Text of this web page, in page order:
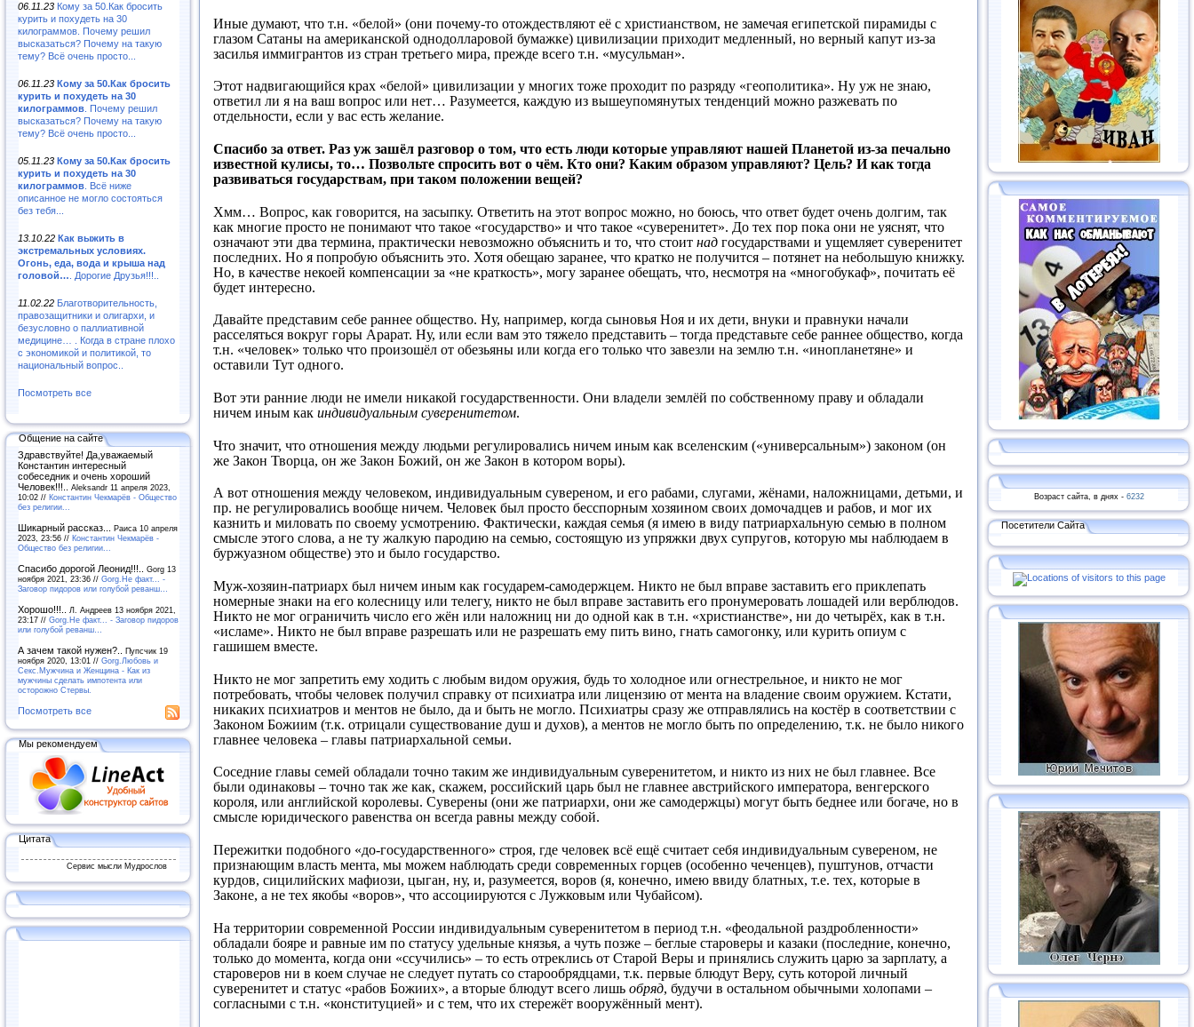
06.11.23 Кому за 50.Как бросить
курить и похудеть на 30
килограммов. Почему решил
высказаться? Почему на такую
тему? Всё очень просто...
06.11.23 Кому за 50.Как бросить
курить и похудеть на 30
килограммов . Почему решил
высказаться? Почему на такую
тему? Всё очень просто...
05.11.23 Кому за 50.Как бросить
курить и похудеть на 30
килограммов . Всё ниже
описанное не могло состояться
без тебя...
13.10.22 Как выжить в
экстремальных условиях.
Огонь, еда, вода и крыша над
головой… . Дорогие Друзья!!!..
11.02.22 Благотворительность,
правозащитники и олигархи, и
безусловно о паллиативной
медицине… . Когда в стране плохо
с экономикой и политикой, то
национальный вопрос..
Посмотреть все
Общение на сайте
Здравствуйте! Да,уважаемый
Константин интересный
собеседник и очень хороший
Человек!!!.. Aleksandr 11 апреля 2023,
10:02 // Константин Чекмарёв - Общество
без религии...
Шикарный рассказ... Раиса 10 апреля
2023, 23:56 // Константин Чекмарёв -
Общество без религии...
Спасибо дорогой Леонид!!!.. Gorg 13
ноября 2021, 23:36 // Gorg.Не факт... -
Заговор пидоров или голубой реванш…
Хорошо!!!..
Л. Андреев 13 ноября 2021,
23:17 // Gorg.Не факт... - Заговор пидоров
или голубой реванш…
А зачем такой нужен?.. Пупсчик 19
ноября 2020, 13:01 // Gorg.Любовь и
Секс.Мужчина и Женщина - Как из
мужчины сделать импотента или
осторожно Стервы.
Посмотреть все
Мы рекомендуем
Цитата
Сервис мысли Мудрослов
Иные думают, что т.н. «белой» (они почему-то отождествляют её с христианством, не замечая египетской пирамиды с
глазом Сатаны на американской однодолларовой бумажке) цивилизации приходит медленный, но верный капут из-за
засилья иммигрантов из стран третьего мира, прежде всего т.н. «мусульман».
Этот надвигающийся крах «белой» цивилизации у многих тоже проходит по разряду «геополитика». Ну уж не знаю,
ответил ли я на ваш вопрос или нет… Разумеется, каждую из вышеупомянутых тенденций можно разжевать по
отдельности, если у вас есть желание.
Спасибо за ответ. Раз уж зашёл разговор о том, что есть люди которые управляют нашей Планетой из-за печально
известной кулисы, то… Позвольте спросить вот о чём. Кто они? Каким образом управляют? Цель? И как тогда
развиваться государствам, при таком положении вещей?
Хмм… Вопрос, как говорится, на засыпку. Ответить на этот вопрос можно, но боюсь, что ответ будет очень долгим, так
как многие просто не понимают что такое «государство» и что такое «суверенитет». До тех пор пока они не уяснят, что
означают эти два термина, практически невозможно объяснить и то, что стоит над государствами и ущемляет суверенитет
последних. Но я попробую объяснить это. Хотя обещаю заранее, что кратко не получится – потянет на небольшую книжку.
Но, в качестве некоей компенсации за «не краткость», могу заранее обещать, что, несмотря на «многобукаф», почитать её
будет интересно.
Давайте представим себе раннее общество. Ну, например, когда сыновья Ноя и их дети, внуки и правнуки начали
расселяться вокруг горы Арарат. Ну, или если вам это тяжело представить – тогда представьте себе раннее общество, когда
т.н. «человек» только что произошёл от обезьяны или когда его только что завезли на землю т.н. «инопланетяне» и
оставили Тут одного.
Вот эти ранние люди не имели никакой государственности. Они владели землёй по собственному праву и обладали
ничем иным как индивидуальным суверенитетом.
Что значит, что отношения между людьми регулировались ничем иным как вселенским («универсальным») законом (он
же Закон Творца, он же Закон Божий, он же Закон в котором воры).
А вот отношения между человеком, индивидуальным сувереном, и его рабами, слугами, жёнами, наложницами, детьми, и
пр. не регулировались вообще ничем. Человек был просто бесспорным хозяином своих домочадцев и рабов, и мог их
казнить и миловать по своему усмотрению. Фактически, каждая семья (я имею в виду патриархальную семью в полном
смысле этого слова, а не ту жалкую пародию на семью, состоящую из упряжки двух супругов, которую мы наблюдаем в
буржуазном обществе) это и было государство.
Муж-хозяин-патриарх был ничем иным как государем-самодержцем. Никто не был вправе заставить его приклепать
номерные знаки на его колесницу или телегу, никто не был вправе заставить его пронумеровать лошадей или верблюдов.
Никто не мог ограничить число его жён или наложниц ни до одной как в т.н. «христианстве», ни до четырёх, как в т.н.
«исламе». Никто не был вправе разрешать или не разрешать ему пить вино, гнать самогонку, или курить опиум с
гашишем вместе.
Никто не мог запретить ему ходить с любым видом оружия, будь то холодное или огнестрельное, и никто не мог
потребовать, чтобы человек получил справку от психиатра или лицензию от мента на владение своим оружием. Кстати,
никаких психиатров и ментов не было, да и быть не могло. Психиатры сразу же отправлялись на костёр в соответствии с
Законом Божиим (т.к. отрицали существование душ и духов), а ментов не могло быть по определению, т.к. не было никого
главнее человека – главы патриархальной семьи.
Соседние главы семей обладали точно таким же индивидуальным суверенитетом, и никто из них не был главнее. Все
были одинаковы – точно так же как, скажем, российский царь был не главнее австрийского императора, венгерского
короля, или английской королевы. Суверены (они же патриархи, они же самодержцы) могут быть беднее или богаче, но в
смысле юридического равенства он всегда равны между собой.
Пережитки подобного «до-государственного» строя, где человек всё ещё считает себя индивидуальным сувереном, не
признающим власть мента, мы можем наблюдать среди современных горцев (особенно чеченцев), пуштунов, отчасти
курдов, сицилийских мафиози, цыган, ну, и, разумеется, воров (я, конечно, имею ввиду блатных, т.е. тех, которые в
Законе, а не тех якобы «воров», что ассоциируются с Лужковым или Чубайсом).
На территории современной России индивидуальным суверенитетом в период т.н. «феодальной раздробленности»
обладали бояре и равные им по статусу удельные князья, а чуть позже – беглые староверы и казаки (последние, конечно,
только до момента, когда они «ссучились» – то есть отреклись от Старой Веры и принялись служить царю за зарплату, а
староверов ни в коем случае не следует путать со старообрядцами, т.к. первые блюдут Веру, суть которой личный
суверенитет и статус «рабов Божиих», а вторые блюдут всего лишь обряд, будучи в остальном обычными холопами –
согласными с т.н. «конституцией» и с тем, что их стережёт вооружённый мент).
Возраст сайта, в днях - 6232
Посетители Сайта